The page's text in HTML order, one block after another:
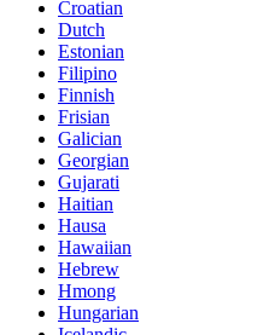
Croatian
Dutch
Estonian
Filipino
Finnish
Frisian
Galician
Georgian
Gujarati
Haitian
Hausa
Hawaiian
Hebrew
Hmong
Hungarian